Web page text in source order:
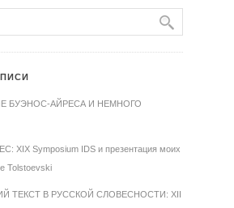
БУЭНОС-АЙРЕСА И НЕМНОГО
XIX Symposium IDS и презентация моих
Tolstoevski
ТЕКСТ В РУССКОЙ СЛОВЕСНОСТИ: XII